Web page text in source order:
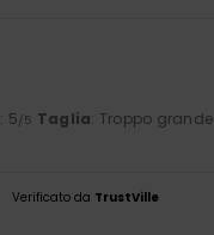
: 5/5 Taglia: Troppo grande
Verificato da TrustVille